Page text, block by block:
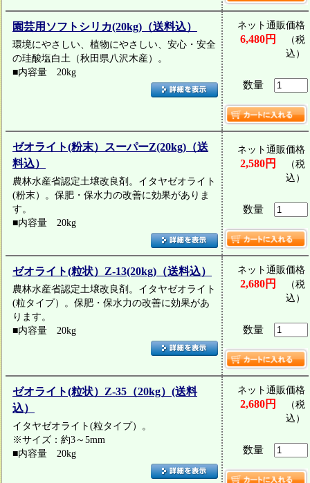
園芸用ソフトシリカ(20kg)（送料込）
環境にやさしい、植物にやさしい、安心・安全
の珪酸塩白土（秋田県八沢木産）。
■内容量 20kg
ネット通販価格
6,480円
（税
込）
数量
ゼオライト(粉末）スーパーZ(20kg)（送
料込）
農林水産省認定土壌改良剤。イタヤゼオライト
(粉末）。保肥・保水力の改善に効果がありま
す。
■内容量 20kg
ネット通販価格
2,580円
（税
込）
数量
ゼオライト(粒状）Z-13(20kg)（送料込）
農林水産省認定土壌改良剤。イタヤゼオライト
(粒タイプ）。保肥・保水力の改善に効果があ
ります。
■内容量 20kg
ネット通販価格
2,680円
（税
込）
数量
ゼオライト(粒状）Z-35（20kg）(送料
込）
イタヤゼオライト(粒タイプ）。
※サイズ：約3～5mm
■内容量 20kg
ネット通販価格
2,680円
（税
込）
数量